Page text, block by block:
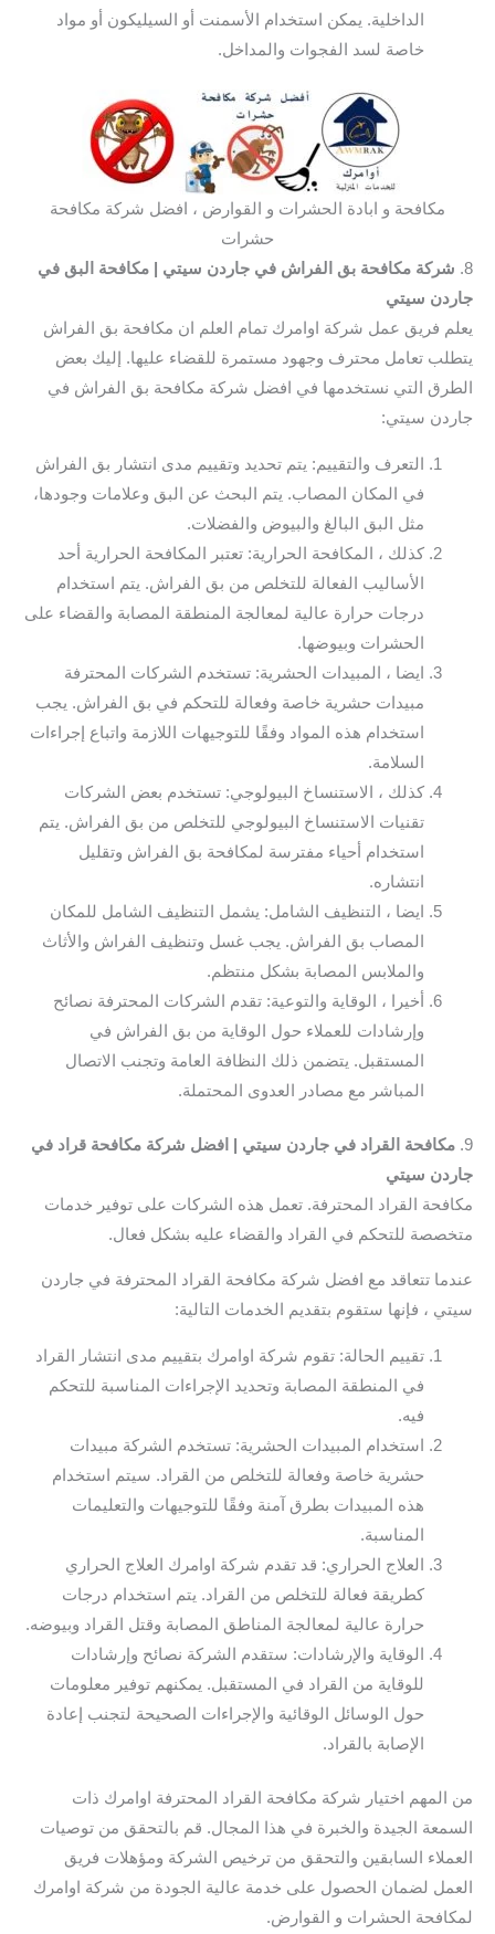
الداخلية. يمكن استخدام الأسمنت أو السيليكون أو مواد
خاصة لسد الفجوات والمداخل.
مكافحة و ابادة الحشرات و القوارض ، افضل شركة مكافحة
حشرات
8. شركة مكافحة بق الفراش في جاردن سيتي
| مكافحة البق في
جاردن سيتي
يعلم فريق عمل شركة اوامرك تمام العلم ان مكافحة بق الفراش
يتطلب تعامل محترف وجهود مستمرة للقضاء عليها. إليك بعض
الطرق التي نستخدمها في افضل شركة مكافحة بق الفراش في
جاردن سيتي:
التعرف والتقييم: يتم تحديد وتقييم مدى انتشار بق الفراش
في المكان المصاب. يتم البحث عن البق وعلامات وجودها،
مثل البق البالغ والبيوض والفضلات.
كذلك ، المكافحة الحرارية: تعتبر المكافحة الحرارية أحد
الأساليب الفعالة للتخلص من بق الفراش. يتم استخدام
درجات حرارة عالية لمعالجة المنطقة المصابة والقضاء على
الحشرات وبيوضها.
ايضا ، المبيدات الحشرية: تستخدم الشركات المحترفة
مبيدات حشرية خاصة وفعالة للتحكم في بق الفراش. يجب
استخدام هذه المواد وفقًا للتوجيهات اللازمة واتباع إجراءات
السلامة.
كذلك ، الاستنساخ البيولوجي: تستخدم بعض الشركات
تقنيات الاستنساخ البيولوجي للتخلص من بق الفراش. يتم
استخدام أحياء مفترسة لمكافحة بق الفراش وتقليل
انتشاره.
ايضا ، التنظيف الشامل: يشمل التنظيف الشامل للمكان
المصاب بق الفراش. يجب غسل وتنظيف الفراش والأثاث
والملابس المصابة بشكل منتظم.
أخيرا ، الوقاية والتوعية: تقدم الشركات المحترفة نصائح
وإرشادات للعملاء حول الوقاية من بق الفراش في
المستقبل. يتضمن ذلك النظافة العامة وتجنب الاتصال
المباشر مع مصادر العدوى المحتملة.
9. مكافحة القراد في جاردن سيتي | افضل شركة مكافحة قراد في
جاردن سيتي
مكافحة القراد المحترفة. تعمل هذه الشركات على توفير خدمات
متخصصة للتحكم في القراد والقضاء عليه بشكل فعال.
عندما تتعاقد مع افضل شركة مكافحة القراد المحترفة في جاردن
سيتي ، فإنها ستقوم بتقديم الخدمات التالية:
تقييم الحالة: تقوم شركة اوامرك بتقييم مدى انتشار القراد
في المنطقة المصابة وتحديد الإجراءات المناسبة للتحكم
فيه.
استخدام المبيدات الحشرية: تستخدم الشركة مبيدات
حشرية خاصة وفعالة للتخلص من القراد. سيتم استخدام
هذه المبيدات بطرق آمنة وفقًا للتوجيهات والتعليمات
المناسبة.
العلاج الحراري: قد تقدم شركة اوامرك العلاج الحراري
كطريقة فعالة للتخلص من القراد. يتم استخدام درجات
حرارة عالية لمعالجة المناطق المصابة وقتل القراد وبيوضه.
الوقاية والإرشادات: ستقدم الشركة نصائح وإرشادات
للوقاية من القراد في المستقبل. يمكنهم توفير معلومات
حول الوسائل الوقائية والإجراءات الصحيحة لتجنب إعادة
الإصابة بالقراد.
من المهم اختيار شركة مكافحة القراد المحترفة اوامرك ذات
السمعة الجيدة والخبرة في هذا المجال. قم بالتحقق من توصيات
العملاء السابقين والتحقق من ترخيص الشركة ومؤهلات فريق
العمل لضمان الحصول على خدمة عالية الجودة من شركة اوامرك
لمكافحة الحشرات و القوارض.